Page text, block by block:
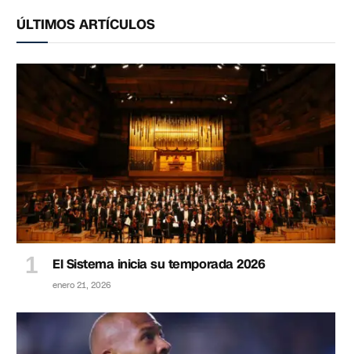
ÚLTIMOS ARTÍCULOS
El Sistema inicia su temporada 2026
enero 21, 2026